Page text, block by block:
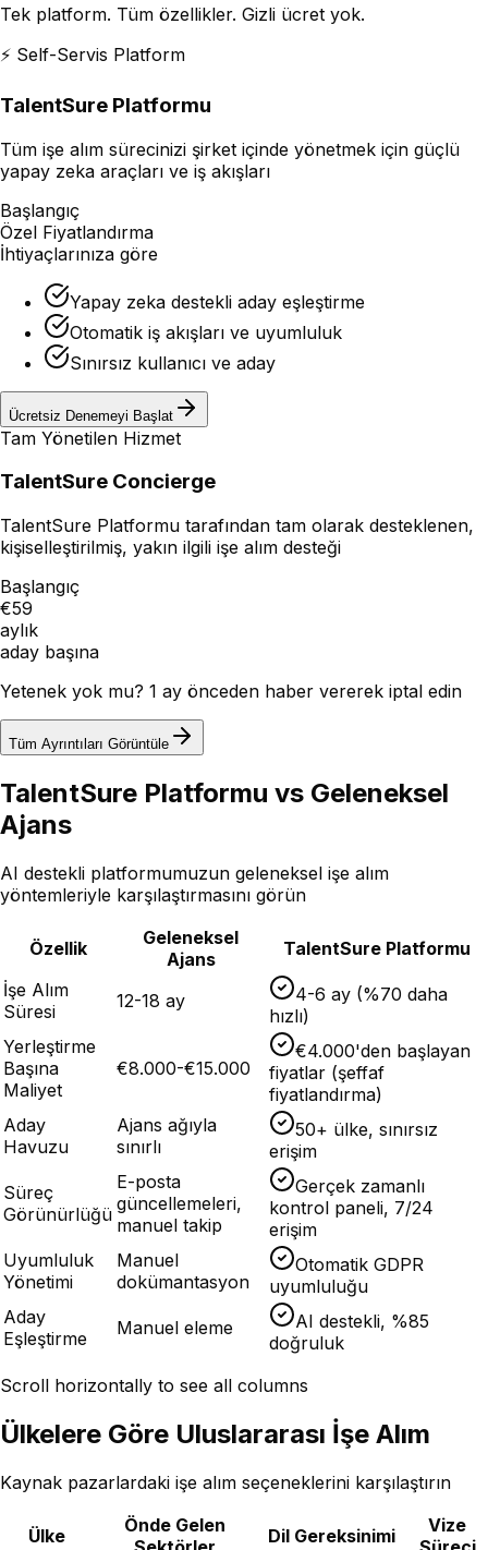
Tek platform. Tüm özellikler. Gizli ücret yok.
⚡ Self-Servis Platform
TalentSure Platformu
Tüm işe alım sürecinizi şirket içinde yönetmek için güçlü
yapay zeka araçları ve iş akışları
Başlangıç
Özel Fiyatlandırma
İhtiyaçlarınıza göre
Yapay zeka destekli aday eşleştirme
Otomatik iş akışları ve uyumluluk
Sınırsız kullanıcı ve aday
Ücretsiz Denemeyi Başlat
Tam Yönetilen Hizmet
TalentSure Concierge
TalentSure Platformu tarafından tam olarak desteklenen,
kişiselleştirilmiş, yakın ilgili işe alım desteği
Başlangıç
€59
aylık
aday başına
Yetenek yok mu? 1 ay önceden haber vererek iptal edin
Tüm Ayrıntıları Görüntüle
TalentSure Platformu vs Geleneksel
Ajans
AI destekli platformumuzun geleneksel işe alım
yöntemleriyle karşılaştırmasını görün
Özellik
Geleneksel
Ajans
TalentSure Platformu
İşe Alım
Süresi
12-18 ay
4-6 ay (%70 daha
hızlı)
Yerleştirme
Başına
Maliyet
€8.000-€15.000
€4.000'den başlayan
fiyatlar (şeffaf
fiyatlandırma)
Aday
Havuzu
Ajans ağıyla
sınırlı
50+ ülke, sınırsız
erişim
Süreç
Görünürlüğü
E-posta
güncellemeleri,
manuel takip
Gerçek zamanlı
kontrol paneli, 7/24
erişim
Uyumluluk
Yönetimi
Manuel
dokümantasyon
Otomatik GDPR
uyumluluğu
Aday
Eşleştirme
Manuel eleme
AI destekli, %85
doğruluk
Scroll horizontally to see all columns
Ülkelere Göre Uluslararası İşe Alım
Kaynak pazarlardaki işe alım seçeneklerini karşılaştırın
Ülke
Önde Gelen
Dil Gereksinimi
Vize